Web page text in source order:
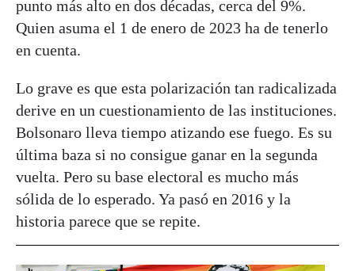
punto más alto en dos décadas, cerca del 9%.
Quien asuma el 1 de enero de 2023 ha de tenerlo
en cuenta.
Lo grave es que esta polarización tan radicalizada
derive en un cuestionamiento de las instituciones.
Bolsonaro lleva tiempo atizando ese fuego. Es su
última baza si no consigue ganar en la segunda
vuelta. Pero su base electoral es mucho más
sólida de lo esperado. Ya pasó en 2016 y la
historia parece que se repite.